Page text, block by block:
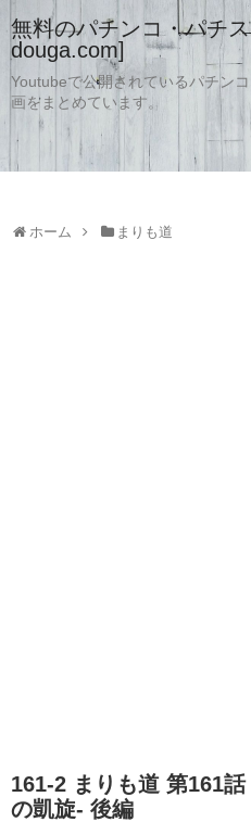
無料のパチンコ・パチ
douga.com]
Youtubeで公開されているパチン
画をまとめています。
ホーム まりも道
161-2 まりも道 第161
の凱旋- 後編